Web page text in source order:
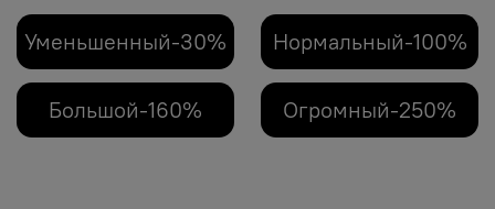
Уменьшенный-30% Нормальный-100%
Большой-160% Огромный-250%